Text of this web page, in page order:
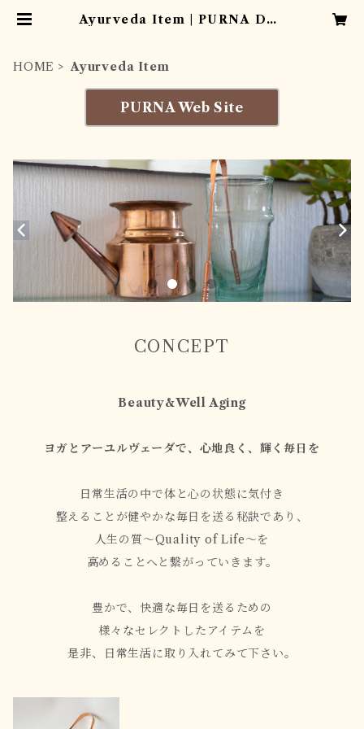
Ayurveda Item | PURNA DAY
HOME Ayurveda Item
PURNA Web Site
CONCEPT
Beauty&Well Aging
ヨガとアーユルヴェーダで、心地良く、輝く毎日を
日常生活の中で体と心の状態に気付き
整えることが健やかな毎日を送る秘訣であり、
人生の質〜Quality of Life〜を
高めることへと繋がっていきます。
豊かで、快適な毎日を送るための
様々なセレクトしたアイテムを
是非、日常生活に取り入れてみて下さい。